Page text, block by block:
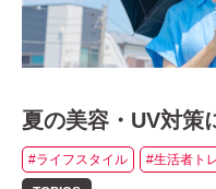
夏の美容・UV対策
#ライフスタイル #生活者ト